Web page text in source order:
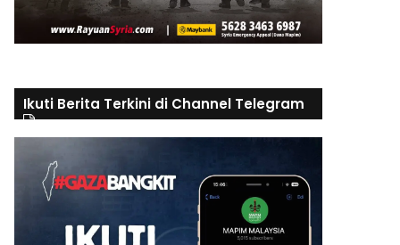
Ikuti Berita Terkini di Channel Telegram